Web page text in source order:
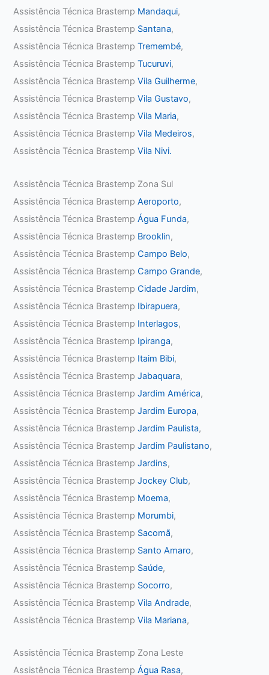
Assistência Técnica Brastemp Mandaqui,
Assistência Técnica Brastemp Santana,
Assistência Técnica BrastempTremembé,
Assistência Técnica BrastempTucuruvi,
Assistência Técnica BrastempVila Guilherme,
Assistência Técnica BrastempVila Gustavo,
Assistência Técnica BrastempVila Maria,
Assistência Técnica BrastempVila Medeiros,
Assistência Técnica BrastempVila Nivi.
Assistência Técnica Brastemp Zona Sul
Assistência Técnica BrastempAeroporto,
Assistência Técnica BrastempÁgua Funda,
Assistência Técnica Brastemp Brooklin,
Assistência Técnica BrastempCampo Belo,
Assistência Técnica BrastempCampo Grande,
Assistência Técnica BrastempCidade Jardim,
Assistência Técnica Brastemp Ibirapuera,
Assistência Técnica Brastemp Interlagos,
Assistência Técnica Brastemp Ipiranga,
Assistência Técnica Brastemp Itaim Bibi,
Assistência Técnica BrastempJabaquara,
Assistência Técnica BrastempJardim América,
Assistência Técnica BrastempJardim Europa,
Assistência Técnica BrastempJardim Paulista,
Assistência Técnica BrastempJardim Paulistano,
Assistência Técnica BrastempJardins,
Assistência Técnica BrastempJockey Club,
Assistência Técnica Brastemp Moema,
Assistência Técnica Brastemp Morumbi,
Assistência Técnica Brastemp Sacomã,
Assistência Técnica Brastemp Santo Amaro,
Assistência Técnica Brastemp Saúde,
Assistência Técnica Brastemp Socorro,
Assistência Técnica BrastempVila Andrade,
Assistência Técnica BrastempVila Mariana,
Assistência Técnica Brastemp Zona Leste
Assistência Técnica BrastempÁgua Rasa,